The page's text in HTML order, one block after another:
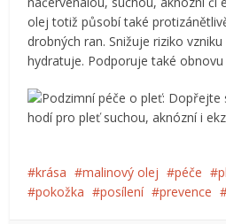
olej totiž působí také
drobných ran. Snižuje riziko
hydratuje. Podporuje také
krása malinový olej péče
pokožka
posílení prevence